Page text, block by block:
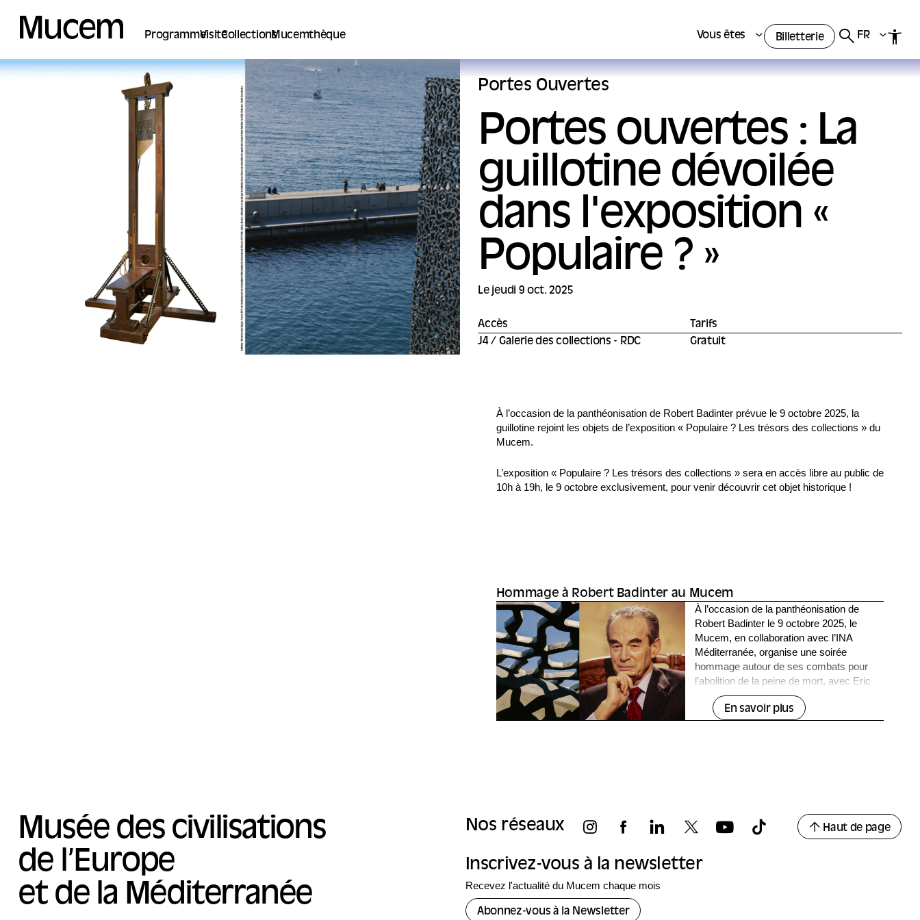
ProgrammeVisiteCollectionsMucemthèque Vous êtes Billetterie FR
Portes Ouvertes
Portes ouvertes : La
guillotine dévoilée
dans l'exposition «
Populaire ? »
Le jeudi 9 oct. 2025
Accès
J4 / Galerie des collections - RDC
Tarifs
Gratuit
À l’occasion de la panthéonisation de Robert Badinter prévue le 9 octobre 2025, la
guillotine rejoint les objets de l’exposition « Populaire ? Les trésors des collections » du
Mucem.
L’exposition « Populaire ? Les trésors des collections » sera en accès libre au public de
10h à 19h, le 9 octobre exclusivement, pour venir découvrir cet objet historique !
Hommage à Robert Badinter au Mucem
À l’occasion de la panthéonisation de
Robert Badinter le 9 octobre 2025, le
Mucem, en collaboration avec l’INA
Méditerranée, organise une soirée
hommage autour de ses combats pour
l’abolition de la peine de mort, avec Eric
Fottorino et la modération de Thomas
Snégaroff.En savoir plus
Musée des civilisations
de l’Europe
et de la Méditerranée
Nos réseaux Haut de page
Inscrivez-vous à la newsletter
Recevez l'actualité du Mucem chaque mois
Abonnez-vous à la Newsletter